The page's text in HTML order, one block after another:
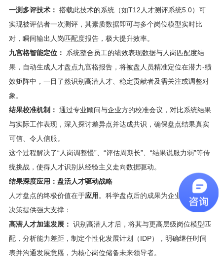
一测多评技术： 搭载此技术的系统（如T12人才测评系统5.0）可
实现被评估者一次测评，其素质数据即可与多个岗位模型实时比
对，瞬间输出人岗匹配度报告，极大提升效率。
九宫格智能定位：
系统整合员工的绩效表现数据与人岗匹配度结
果，自动生成人才盘点九宫格报告，将被盘人员精准定位在潜力-绩
效矩阵中，一目了然识别高潜人才、稳定贡献者及需关注或调整对
象。
结果校准机制： 通过专业顾问与企业方的校准会议，对比系统结果
与实际工作表现，深入探讨差异点并达成共识，确保盘点结果真实
可信、令人信服。
这个过程解决了“人岗调整慢”、“评估周期长”、“结果说服力弱”等传
统挑战，使得人才识别从经验主义走向数据驱动。
结果深度应用：盘活人才驱动战略
人才盘点的终极价值在于应用。科学盘点后的成果为企业关键人才
决策提供强大支撑：
高潜人才加速发展： 识别高潜人才后，将其与更高层级岗位模型匹
配，分析能力差距，制定个性化发展计划（IDP），明确继任时间
表并沟通发展意愿，为核心岗位储备未来领导者。